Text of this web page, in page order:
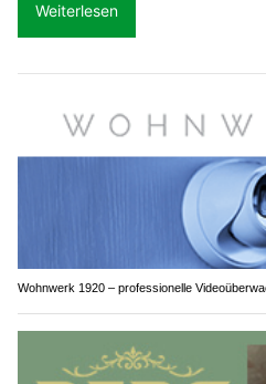
Weiterlesen
Wohnwerk 1920 – professionelle